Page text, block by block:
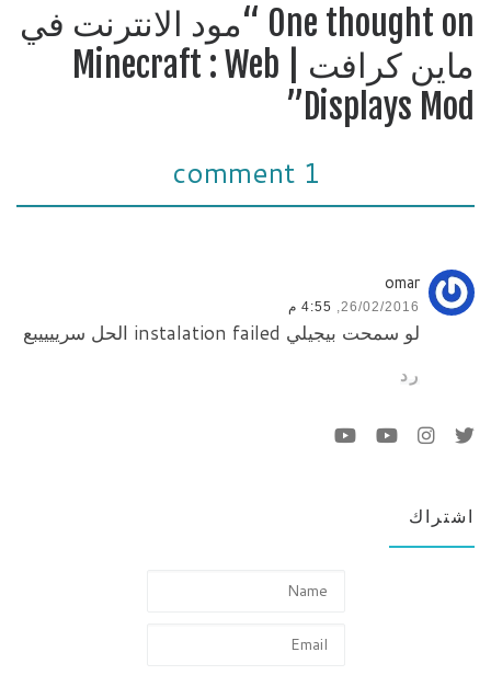
One thought on “مود الانترنت في
ماين كرافت | Minecraft : Web
Displays Mod”
1 comment
omar
26/02/2016, 4:55 م
لو سمحت بيجيلي instalation failed الحل سرييييبع
رد
اشتراك